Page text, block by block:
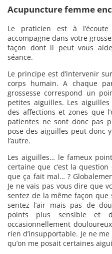
Acupuncture femme
Le praticien est à
accompagne dans votre
façon dont il peut vous
séance.
Le principe est d’intervenir
corps humain. A chaque
grossesse correspond un
petites aiguilles. Les
des affections et zones que
patientes ne sont donc pas
pose des aiguilles peut donc
l’autre.
Les aiguilles… le fameux
certaine que c’est la
que ça fait mal… ?
Je ne vais pas vous dire que
sentez de la même façon que
sentez l’air mais pas de
points plus sensible et
occasionnellement
rien d’insupportable. Je ne
qu’on me posait certaines